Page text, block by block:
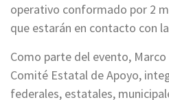
operativo conformado por 2
que estarán en contacto con
Como parte del evento,
Comité Estatal de Apoyo,
federales, estatales,